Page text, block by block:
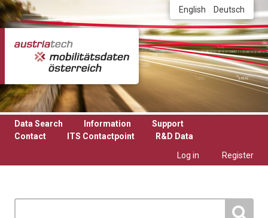
Skip to main content English Deutsch
Data Search Information
Support
Contact
ITS Contactpoint
R&D Data
Log in
Register